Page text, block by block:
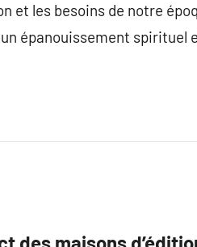
et les besoins de notre
épanouissement spirituel